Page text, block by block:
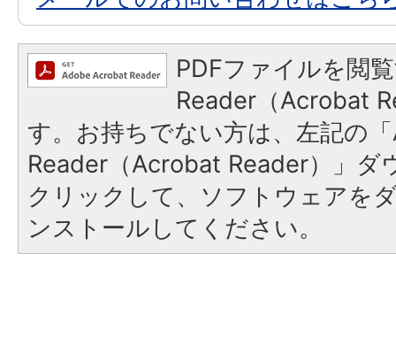
PDFファイルを閲
Reader（Acrobat
す。お持ちでない方は、左記の
Reader（Acrobat Reader）」ダ
クリックして、ソフトウェアを
ンストールしてください。